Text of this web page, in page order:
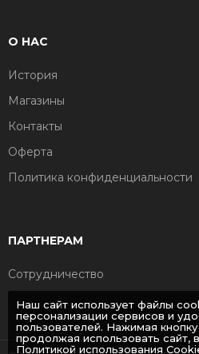
О НАС
История
Магазины
Контакты
Оферта
Политика конфиденциальности
ПАРТНЕРАМ
Сотрудничество
Наш сайт использует файлы
персонализации сервисов и
пользователей. Нажимая
продолжая использовать сайт,
Политикой использования